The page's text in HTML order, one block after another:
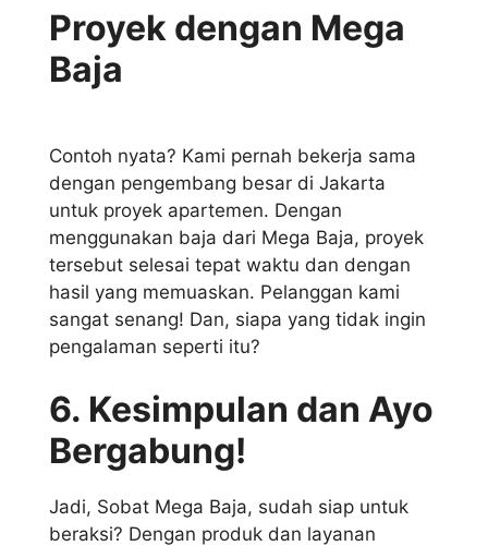
Proyek dengan Mega
Baja
Contoh nyata? Kami pernah bekerja sama
dengan pengembang besar di Jakarta
untuk proyek apartemen. Dengan
menggunakan baja dari Mega Baja, proyek
tersebut selesai tepat waktu dan dengan
hasil yang memuaskan. Pelanggan kami
sangat senang! Dan, siapa yang tidak ingin
pengalaman seperti itu?
6. Kesimpulan dan Ayo
Bergabung!
Jadi, Sobat Mega Baja, sudah siap untuk
beraksi? Dengan produk dan layanan